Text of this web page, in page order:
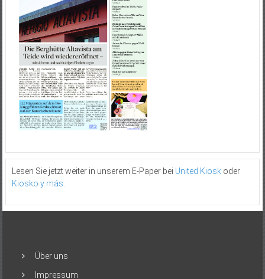
Lesen Sie jetzt weiter in unserem E-Paper bei United Kioskoder
Kiosko y más.
Über uns
Impressum